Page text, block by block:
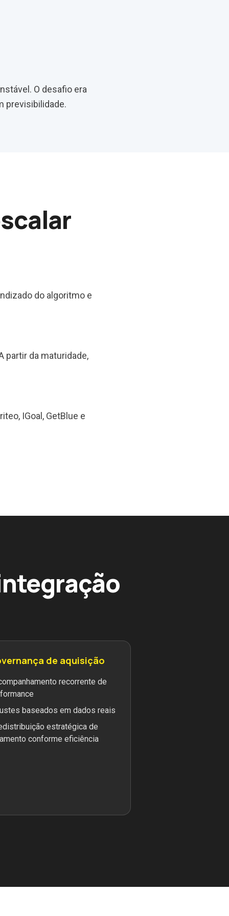
O desafio era
previsibilidade.
do algoritmo e
partir da maturidade,
IGoal, GetBlue e
de aquisição
recorrente de
baseados em dados reais
estratégica de
conforme eficiência